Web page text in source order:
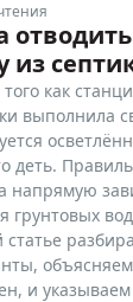
из
как
выполнила
деть.
напрямую
грунтовых
статье
и